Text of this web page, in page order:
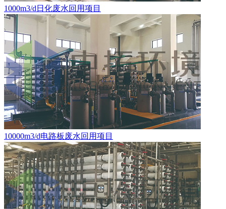
1000m3/d日化废水回用项目
10000m3/d电路板废水回用项目